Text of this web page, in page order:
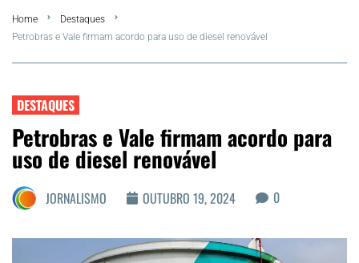
FLA Araru 2026
Região dos Lagos
Agenda Cultural
Colunistas
Matérias Exclusivas
Home
Destaques
Petrobras e Vale firmam acordo para uso de diesel renovável
DESTAQUES
Petrobras e Vale firmam acordo para
uso de diesel renovável
JORNALISMO OUTUBRO 19, 2024 0